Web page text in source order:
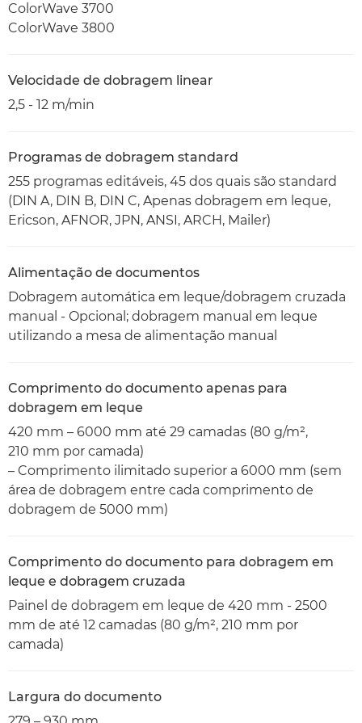
ColorWave 3700
ColorWave 3800
Velocidade de dobragem linear
2,5 - 12 m/min
Programas de dobragem standard
255 programas editáveis, 45 dos quais são standard
(DIN A, DIN B, DIN C, Apenas dobragem em leque,
Ericson, AFNOR, JPN, ANSI, ARCH, Mailer)
Alimentação de documentos
Dobragem automática em leque/dobragem cruzada
manual - Opcional; dobragem manual em leque
utilizando a mesa de alimentação manual
Comprimento do documento apenas para
dobragem em leque
420 mm – 6000 mm até 29 camadas (80 g/m²,
210 mm por camada)
– Comprimento ilimitado superior a 6000 mm (sem
área de dobragem entre cada comprimento de
dobragem de 5000 mm)
Comprimento do documento para dobragem em
leque e dobragem cruzada
Painel de dobragem em leque de 420 mm - 2500
mm de até 12 camadas (80 g/m², 210 mm por
camada)
Largura do documento